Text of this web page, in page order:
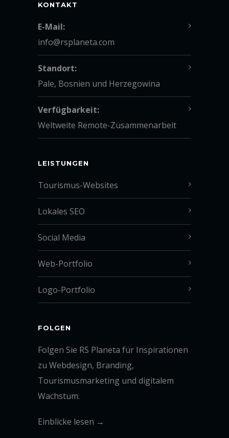
KONTAKT
E-Mail:
info@rsplaneta.com
Standort:
Pale, Bosnien und Herzegowina
Verfügbarkeit:
Weltweite Remote-Zusammenarbeit
LEISTUNGEN
Tourismus-Websites
Lokales SEO
Social Media
Web-Portfolio
Logo-Portfolio
FOLGEN
Folgen Sie RS Planeta für Inspirationen
zu Webdesign, Branding,
Tourismusmarketing und digitalem
Wachstum.
Einblicke lesen →